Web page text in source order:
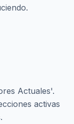
Actuales'.
activas